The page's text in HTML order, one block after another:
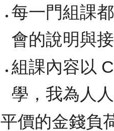
每一門組課
會的說明與
組課內容以
學，我為人
平價的金錢負